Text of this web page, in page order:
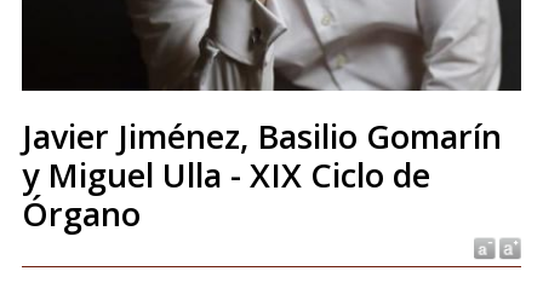
Javier Jiménez, Basilio Gomarín
y Miguel Ulla - XIX Ciclo de
Órgano